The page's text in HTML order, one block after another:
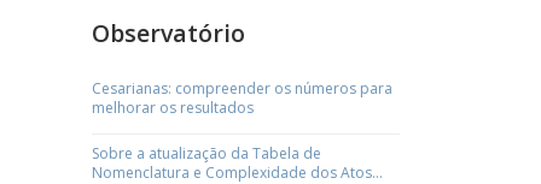
Observatório
Cesarianas: compreender os números para
melhorar os resultados
Sobre a atualização da Tabela de
Nomenclatura e Complexidade dos Atos